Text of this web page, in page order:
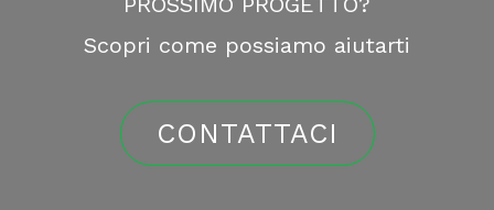
PROSSIMO PROGETTO?
CONTATTACI